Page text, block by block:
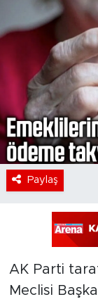
Paylaş
AK Parti
Meclisi